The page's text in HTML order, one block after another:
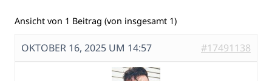
Ansicht von 1 Beitrag (von insgesamt 1)
OKTOBER 16, 2025 UM 14:57 #17491138